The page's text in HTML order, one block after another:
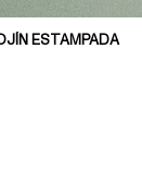
ESTAMPADA